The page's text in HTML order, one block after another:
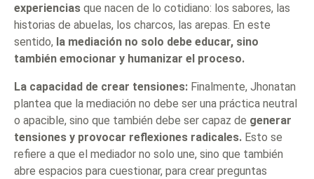
experiencias que nacen de lo cotidiano: los sabores, las
historias de abuelas, los charcos, las arepas. En este
sentido, la mediación no solo debe educar, sino
también emocionar y humanizar el proceso.
La capacidad de crear tensiones: Finalmente, Jhonatan
plantea que la mediación no debe ser una práctica neutral
o apacible, sino que también debe ser capaz de generar
tensiones y provocar reflexiones radicales. Esto se
refiere a que el mediador no solo une, sino que también
abre espacios para cuestionar, para crear preguntas